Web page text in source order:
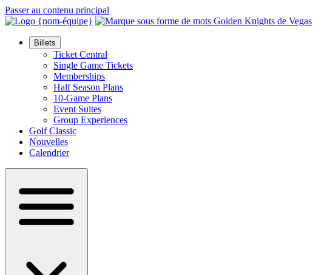
Passer au contenu principal
Billets
Ticket Central
Single Game Tickets
Memberships
Half Season Plans
10-Game Plans
Event Suites
Group Experiences
Golf Classic
Nouvelles
Calendrier